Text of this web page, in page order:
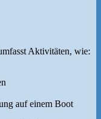
Aktivitäten, wie:
auf einem Boot